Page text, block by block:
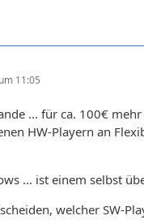
11:05
... für ca. 100€
HW-Playern an
... ist einem selbst
welcher SW-